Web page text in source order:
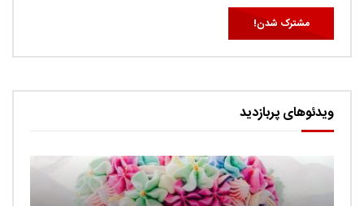
ویدئوهای پربازدید